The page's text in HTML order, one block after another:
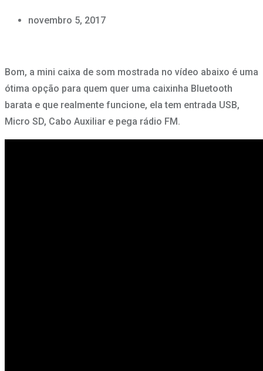
novembro 5, 2017
Bom, a mini caixa de som mostrada no vídeo abaixo é uma
ótima opção para quem quer uma caixinha Bluetooth
barata e que realmente funcione, ela tem entrada USB,
Micro SD, Cabo Auxiliar e pega rádio FM.